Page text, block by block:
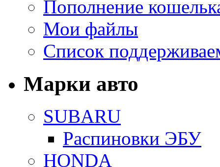
Пополнение
Мои файлы
Список
Марки авто
SUBARU
Распиновки ЭБУ
HONDA